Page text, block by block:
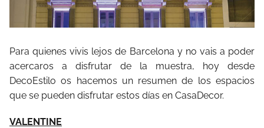
Para quienes vivis lejos de Barcelona y no vais a poder
acercaros a disfrutar de la muestra, hoy desde
DecoEstilo os hacemos un resumen de los espacios
que se pueden disfrutar estos días en CasaDecor.
VALENTINE